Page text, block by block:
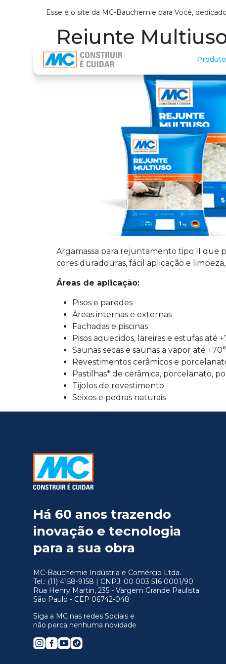
Esse é o site da MC-Bauchemie para Você,
Rejunte
Argamassa para rejuntamento tipo II que
cores duradouras, fácil aplicação e
Áreas de aplicação:
Pisos e paredes
Áreas internas e externas
Fachadas e piscinas
Pisos aquecidos, lareiras e estufas até
Saunas secas e saunas a vapor até
Revestimentos cerâmicos e
Pastilhas* de cerâmica, porcelanato,
Tijolos de revestimento
Seixos e pedras naturais
Há 60 anos trazendo
inovação e tecnologia
para a sua obra
MC-Bauchemie Indústria e Comércio Ltda.
Tel.: (11) 4158-9158 | CNPJ: 00 003 516 0001/90
Rua Henry Martin, 235 - Vargem Grande Paulista
São Paulo - CEP 06742-048
Siga a MC nas redes Sociais e
não perca nenhuma novidade